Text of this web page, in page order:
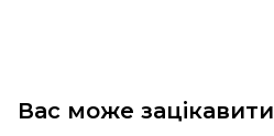
Вас може зацікавити